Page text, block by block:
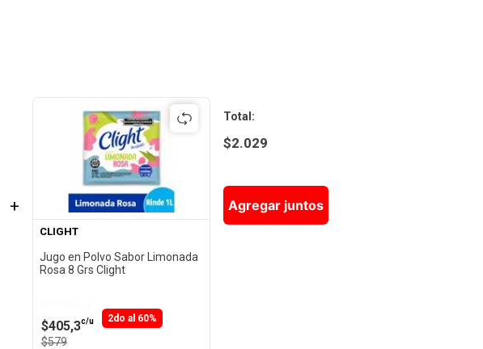
+
CLIGHT
Jugo en Polvo Sabor Limonada
Rosa 8 Grs Clight
$405,3c/u 2do al 60%
$579
Total:
$2.029
Agregar juntos